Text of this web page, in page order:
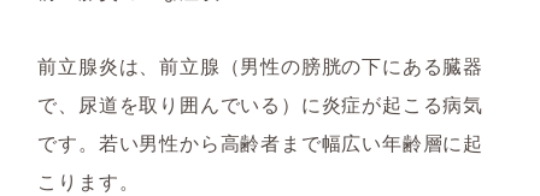
前立腺炎は、前立腺（男性の膀胱の下にある臓器
で、尿道を取り囲んでいる）に炎症が起こる病気
です。若い男性から高齢者まで幅広い年齢層に起
こります。